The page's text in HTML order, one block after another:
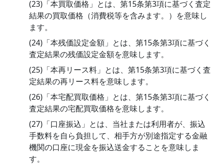
(23)「本買取価格」とは、第15条第3項に基づく査定
結果の買取価格（消費税等を含みます。）を意味し
ます。
(24)「本残価設定金額」とは、第15条第3項に基づく
査定結果の残価設定金額を意味します。
(25)「本再リース料」とは、第15条第3項に基づく査
定結果の再リース料を意味します。
(26)「本宅配買取価格」とは、第15条第3項に基づく
査定結果の宅配買取価格を意味します。
(27)「口座振込」とは、当社または利用者が、振込
手数料を自ら負担して、相手方が別途指定する金融
機関の口座に現金を振込送金することを意味しま
す。